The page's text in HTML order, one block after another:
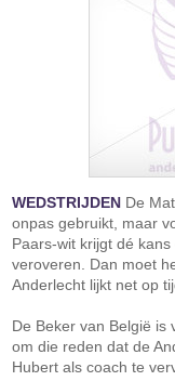
WEDSTRIJDEN De
onpas gebruikt, maar
Paars-wit krijgt dé
veroveren. Dan moet
Anderlecht lijkt net op
De Beker van België is
om die reden dat de
Hubert als coach te